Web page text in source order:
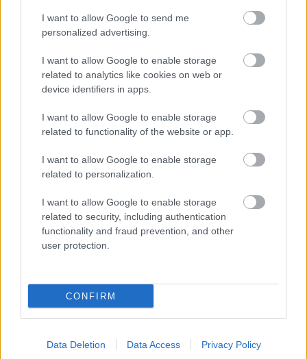
I want to allow Google to send me
personalized advertising.
I want to allow Google to enable storage
related to analytics like cookies on web or
device identifiers in apps.
I want to allow Google to enable storage
related to functionality of the website or app.
I want to allow Google to enable storage
related to personalization.
I want to allow Google to enable storage
related to security, including authentication
functionality and fraud prevention, and other
user protection.
CONFIRM
Data Deletion Data Access Privacy Policy
Adrian Newey megtörte a csendet
Christian Horner érkezéséről
Radikális megoldással előzte meg a
riválisokat az Aston Martin
FORMA-1
Súlyos hiányosságra derült fény a
McLaren győztes autójánál
A legfrissebb pletykák a Red Bulltól távozó
milliárdos nagyságrendű konzorciummal, amely